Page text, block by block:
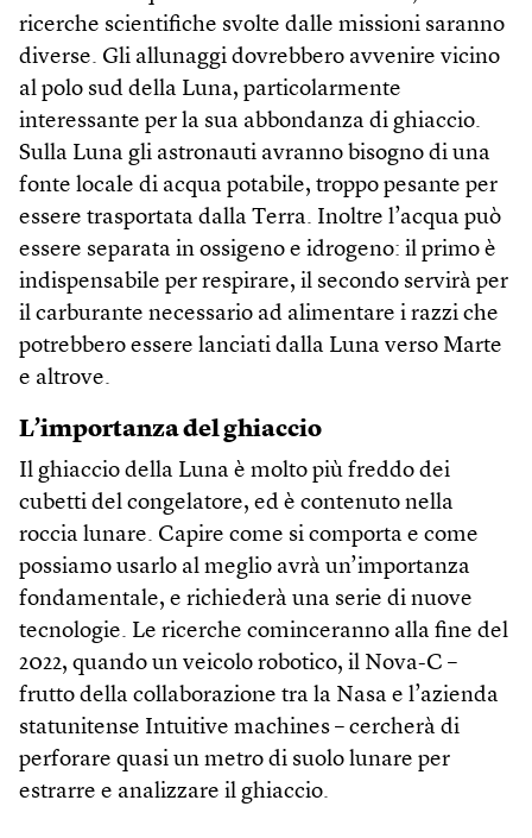
ricerche scientifiche svolte dalle missioni saranno
diverse. Gli allunaggi dovrebbero avvenire vicino
al polo sud della Luna, particolarmente
interessante per la sua abbondanza di ghiaccio.
Sulla Luna gli astronauti avranno bisogno di una
fonte locale di acqua potabile, troppo pesante per
essere trasportata dalla Terra. Inoltre l’acqua può
essere separata in ossigeno e idrogeno: il primo è
indispensabile per respirare, il secondo servirà per
il carburante necessario ad alimentare i razzi che
potrebbero essere lanciati dalla Luna verso Marte
e altrove.
L’importanza del ghiaccio
Il ghiaccio della Luna è molto più freddo dei
cubetti del congelatore, ed è contenuto nella
roccia lunare. Capire come si comporta e come
possiamo usarlo al meglio avrà un’importanza
fondamentale, e richiederà una serie di nuove
tecnologie. Le ricerche cominceranno alla fine del
2022, quando un veicolo robotico, il Nova-C –
frutto della collaborazione tra la Nasa e l’azienda
statunitense Intuitive machines – cercherà di
perforare quasi un metro di suolo lunare per
estrarre e analizzare il ghiaccio.